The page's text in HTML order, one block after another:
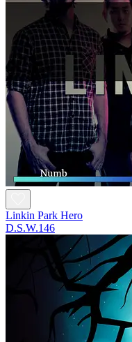
Linkin Park Hero
D.S.W.146